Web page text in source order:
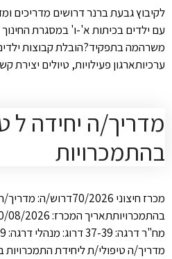
לקיבוץ גבעת ברנר דרושים מדריכים
משרהמה בתפקיד?הובלת קבוצות
ערכיותארגון פעילויות, טיולים יצירת
מדריך/ה יחידה ל
בהתמכרויות
מכרז חיצוני 70/
מדריך/ה טיפולי/ת ליחידת